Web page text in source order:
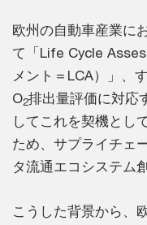
欧州の自動車産業に
て「Life Cycle
メント＝LCA）」、
O2排出量評価に対応
してこれを契機とし
ため、サプライチェ
タ流通エコシステム
こうした背景から、